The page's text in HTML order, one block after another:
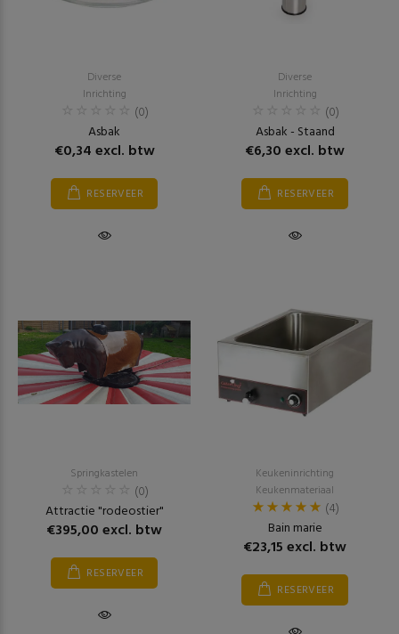
Diverse
Inrichting
(0)
Asbak
€0,34 excl. btw
RESERVEER
Diverse
Inrichting
(0)
Asbak - Staand
€6,30 excl. btw
RESERVEER
Springkastelen
(0)
Attractie "rodeostier"
€395,00 excl. btw
RESERVEER
Keukeninrichting
Keukenmateriaal
(4)
Bain marie
€23,15 excl. btw
RESERVEER